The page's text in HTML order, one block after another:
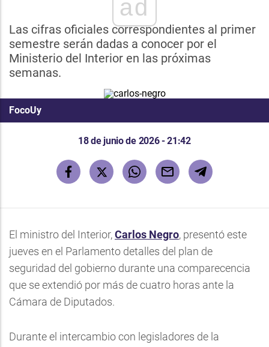
ad
Las cifras oficiales correspondientes al primer
semestre serán dadas a conocer por el
Ministerio del Interior en las próximas
semanas.
FocoUy
18 de junio de 2026 - 21:42
El ministro del Interior,Carlos Negro, presentó este
jueves en el Parlamento detalles del plan de
seguridad del gobierno durante una comparecencia
que se extendió por más de cuatro horas ante la
Cámara de Diputados.
Durante el intercambio con legisladores de la